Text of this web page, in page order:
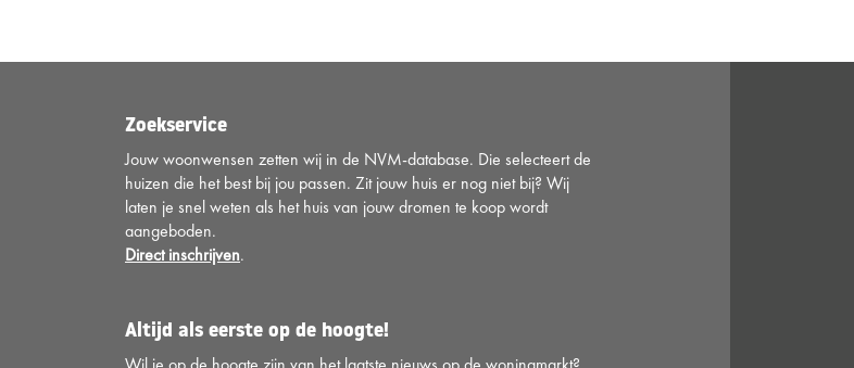
Zoekservice
Jouw woonwensen zetten wij in de NVM-database. Die selecteert de
huizen die het best bij jou passen. Zit jouw huis er nog niet bij? Wij
laten je snel weten als het huis van jouw dromen te koop wordt
aangeboden.
Direct inschrijven.
Altijd als eerste op de hoogte!